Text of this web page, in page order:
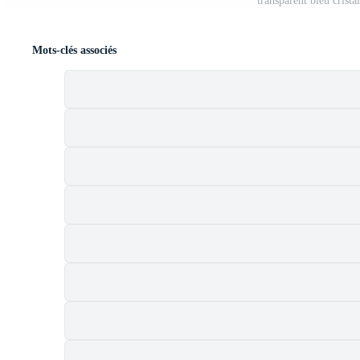
Mots-clés associés